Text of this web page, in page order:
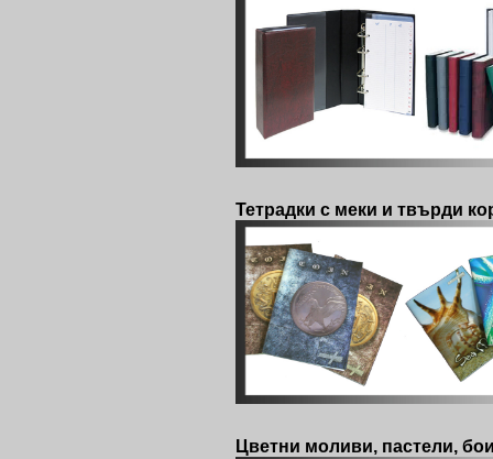
Тетрадки с меки и твърди
Цветни моливи, пастели,